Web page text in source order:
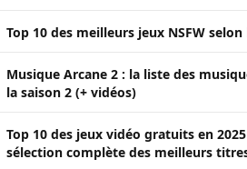
Top 10 des meilleurs jeux NSFW selon
Musique Arcane 2 : la liste des
la saison 2 (+ vidéos)
Top 10 des jeux vidéo gratuits en
sélection complète des meilleurs